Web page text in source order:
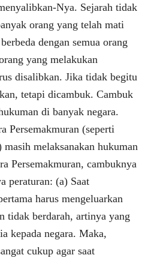
Nya. Sejarah tidak
orang yang telah mati
dengan semua orang
yang melakukan
disalibkan. Jika tidak begitu
tetapi dicambuk. Cambuk
di banyak negara.
Persemakmuran (seperti
melaksanakan hukuman
Persemakmuran, cambuknya
peraturan: (a) Saat
harus mengeluarkan
tidak berdarah, artinya yang
kepada negara. Maka,
cukup agar saat